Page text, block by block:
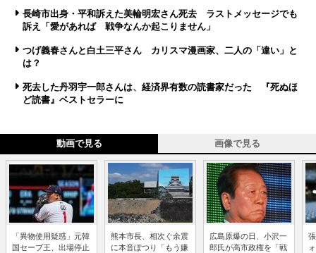
長崎市出身・平和訴えた美輪明宏さん死去 ラストメッセージでも
訴え「愛があれば 戦争なんか起こりません」
つげ義春さんと白土三平さん カリスマ漫画家、二人の「違い」と
は？
死去した丹羽宇一郎さんは、経済界有数の読書家だった 『死ぬほ
ど読書』ベストセラーに
動画で見る 画像で見る
「異物使用疑惑」元韓
国セーブ王、出場停止
熊本市長、相次ぐ余震
に本音ぽつり「もう嫌
広島原爆の日、小沢一
郎氏が高市政権を「戦